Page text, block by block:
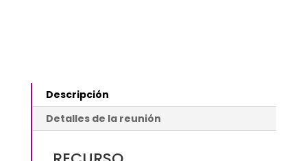
evitarlos
|
Vía
$100.00
Descripción
Detalles de la reunión